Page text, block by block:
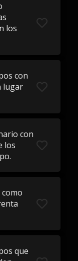
los
con
lugar
con
los
que